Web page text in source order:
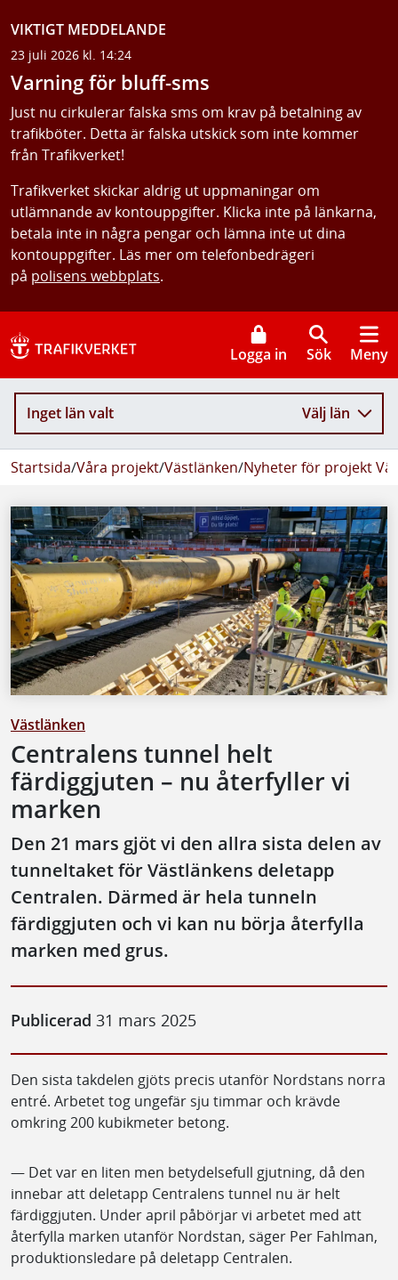
VIKTIGT MEDDELANDE
23 juli 2026 kl. 14:24
Varning för bluff-sms
Just nu cirkulerar falska sms om krav på betalning av
trafikböter. Detta är falska utskick som inte kommer
från Trafikverket!
Trafikverket skickar aldrig ut uppmaningar om
utlämnande av kontouppgifter. Klicka inte på länkarna,
betala inte in några pengar och lämna inte ut dina
kontouppgifter. Läs mer om telefonbedrägeri
på polisens webbplats.
Logga in Sök Meny
Inget län valt Välj län
Startsida/Våra projekt/Västlänken/Nyheter för projekt
Västlänken
Centralens tunnel helt
färdiggjuten – nu återfyller vi
marken
Den 21 mars gjöt vi den allra sista delen av
tunneltaket för Västlänkens deletapp
Centralen. Därmed är hela tunneln
färdiggjuten och vi kan nu börja återfylla
marken med grus.
Publicerad 31 mars 2025
Den sista takdelen gjöts precis utanför Nordstans norra
entré. Arbetet tog ungefär sju timmar och krävde
omkring 200 kubikmeter betong.
— Det var en liten men betydelsefull gjutning, då den
innebar att deletapp Centralens tunnel nu är helt
färdiggjuten. Under april påbörjar vi arbetet med att
återfylla marken utanför Nordstan, säger Per Fahlman,
produktionsledare på deletapp Centralen.